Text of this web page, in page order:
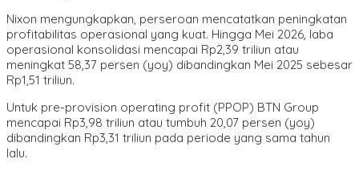
Nixon mengungkapkan, perseroan mencatatkan peningkatan
profitabilitas operasional yang kuat. Hingga Mei 2026, laba
operasional konsolidasi mencapai Rp2,39 triliun atau
meningkat 58,37 persen (yoy) dibandingkan Mei 2025 sebesar
Rp1,51 triliun.
Untuk pre-provision operating profit (PPOP) BTN Group
mencapai Rp3,98 triliun atau tumbuh 20,07 persen (yoy)
dibandingkan Rp3,31 triliun pada periode yang sama tahun
lalu.